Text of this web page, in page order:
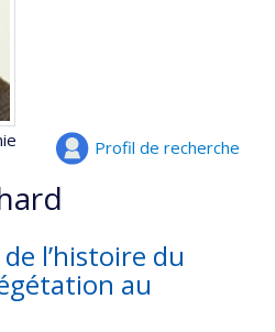
Profil de recherche
l’histoire du
au